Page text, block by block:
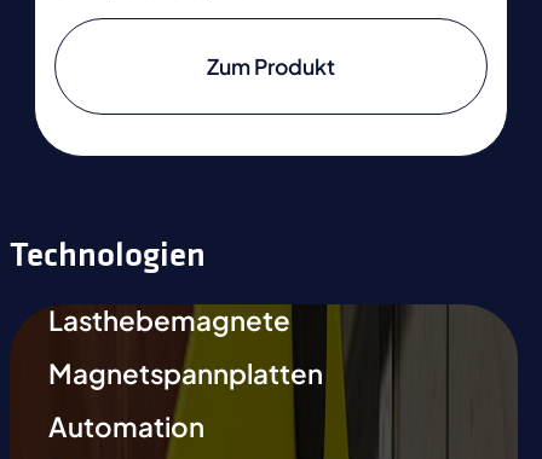
Zum Produkt
Technologien
Lasthebemagnete
Magnetspannplatten
Automation